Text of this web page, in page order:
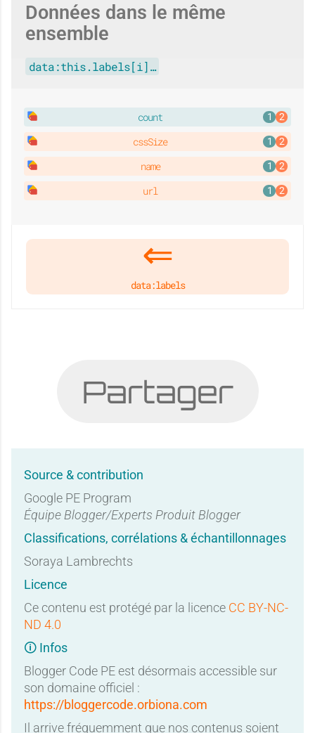
Données dans le même
ensemble
data:this.labels[i]…
count
cssSize
name
url
data:labels
Partager
Source & contribution
Google PE Program
Équipe Blogger/Experts Produit Blogger
Classifications, corrélations & échantillonnages
Soraya Lambrechts
Licence
Ce contenu est protégé par la licence CC BY-NC-
ND 4.0
🛈 Infos
Blogger Code PE est désormais accessible sur
son domaine officiel :
https://bloggercode.orbiona.com
Il arrive fréquemment que nos contenus soient